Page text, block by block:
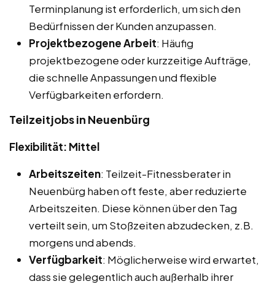
Terminplanung ist erforderlich, um sich den
Bedürfnissen der Kunden anzupassen.
Projektbezogene Arbeit: Häufig
projektbezogene oder kurzzeitige Aufträge,
die schnelle Anpassungen und flexible
Verfügbarkeiten erfordern.
Teilzeitjobs in Neuenbürg
Flexibilität: Mittel
Arbeitszeiten: Teilzeit-Fitnessberater in
Neuenbürg haben oft feste, aber reduzierte
Arbeitszeiten. Diese können über den Tag
verteilt sein, um Stoßzeiten abzudecken, z.B.
morgens und abends.
Verfügbarkeit: Möglicherweise wird erwartet,
dass sie gelegentlich auch außerhalb ihrer